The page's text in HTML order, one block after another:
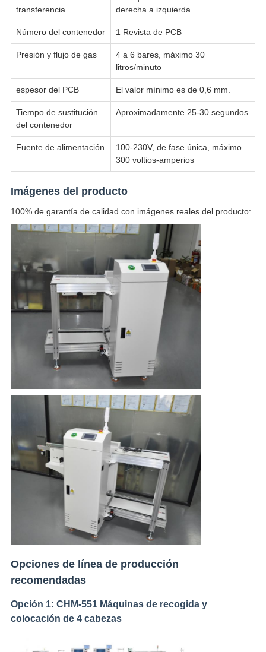
transferencia
derecha a izquierda
Número del contenedor 1 Revista de PCB
Presión y flujo de gas
4 a 6 bares, máximo 30
litros/minuto
espesor del PCB El valor mínimo es de 0,6 mm.
Tiempo de sustitución
del contenedor
Aproximadamente 25-30 segundos
Fuente de alimentación
100-230V, de fase única, máximo
300 voltios-amperios
Imágenes del producto
100% de garantía de calidad con imágenes reales del producto:
Opciones de línea de producción
recomendadas
Opción 1: CHM-551 Máquinas de recogida y
colocación de 4 cabezas